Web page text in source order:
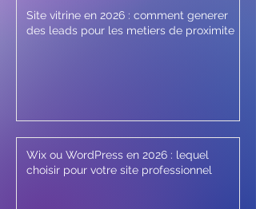
Site vitrine en 2026 : comment generer
des leads pour les metiers de proximite
Wix ou WordPress en 2026 : lequel
choisir pour votre site professionnel